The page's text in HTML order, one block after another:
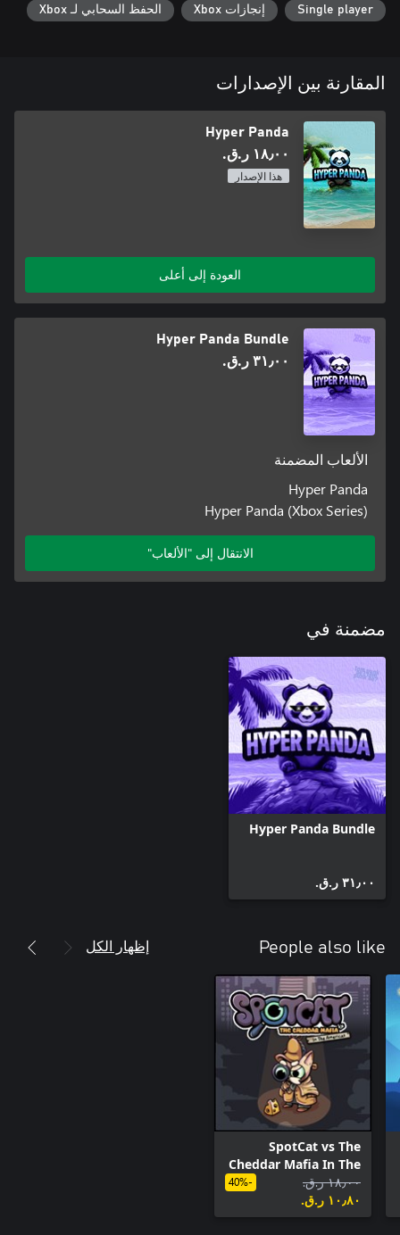
Single player إنجازات Xbox الحفظ السحابي لـ Xbox
المقارنة بين الإصدارات
Hyper Panda
١٨٫٠٠ ر.ق.‏
هذا الإصدار
العودة إلى أعلى
Hyper Panda Bundle
٣١٫٠٠ ر.ق.‏
الألعاب المضمنة
Hyper Panda
Hyper Panda (Xbox Series)
الانتقال إلى "الألعاب"
مضمنة في
Hyper Panda Bundle
٣١٫٠٠ ر.ق.‏
People also like إظهار الكل
SpotCat vs The
Cheddar Mafia In The
Americas
١٨٫٠٠ ر.ق.‏
١٠٫٨٠ ر.ق.‏
-40%